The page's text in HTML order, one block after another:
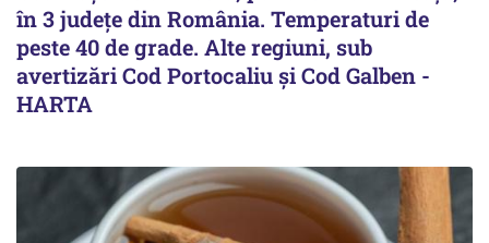
în 3 județe din România. Temperaturi de
peste 40 de grade. Alte regiuni, sub
avertizări Cod Portocaliu și Cod Galben -
HARTA